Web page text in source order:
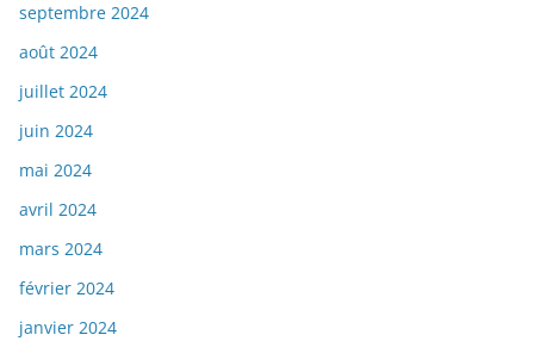
septembre 2024
août 2024
juillet 2024
juin 2024
mai 2024
avril 2024
mars 2024
février 2024
janvier 2024